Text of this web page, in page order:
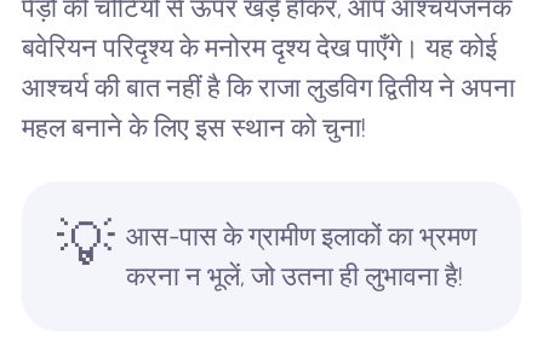
पेड़ों की चोटियों से ऊपर खड़े होकर, आप आश्चर्यजनक
बवेरियन परिदृश्य के मनोरम दृश्य देख पाएँगे। यह कोई
आश्चर्य की बात नहीं है कि राजा लुडविग द्वितीय ने अपना
महल बनाने के लिए इस स्थान को चुना!
💡 आस-पास के ग्रामीण इलाकों का भ्रमण
करना न भूलें, जो उतना ही लुभावना है!